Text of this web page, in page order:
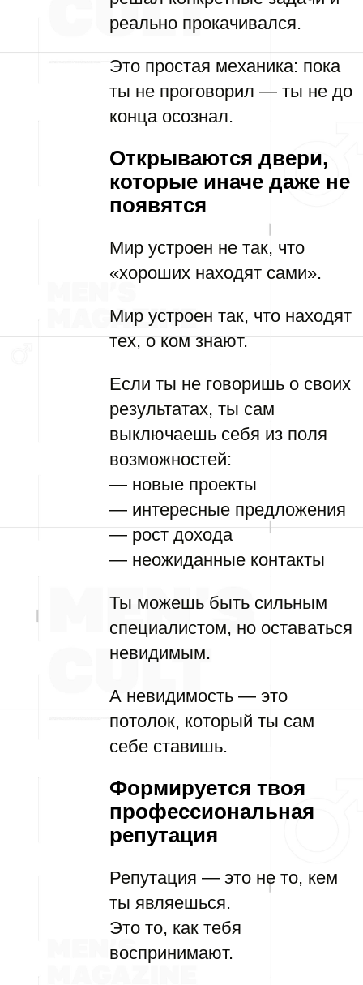
реально прокачивался.
Это простая механика: пока
ты не проговорил — ты не до
конца осознал.
Открываются двери,
которые иначе даже не
появятся
Мир устроен не так, что
«хороших находят сами».
Мир устроен так, что находят
тех, о ком знают.
Если ты не говоришь о своих
результатах, ты сам
выключаешь себя из поля
возможностей:
— новые проекты
— интересные предложения
— рост дохода
— неожиданные контакты
Ты можешь быть сильным
специалистом, но оставаться
невидимым.
А невидимость — это
потолок, который ты сам
себе ставишь.
Формируется твоя
профессиональная
репутация
Репутация — это не то, кем
ты являешься.
Это то, как тебя
воспринимают.